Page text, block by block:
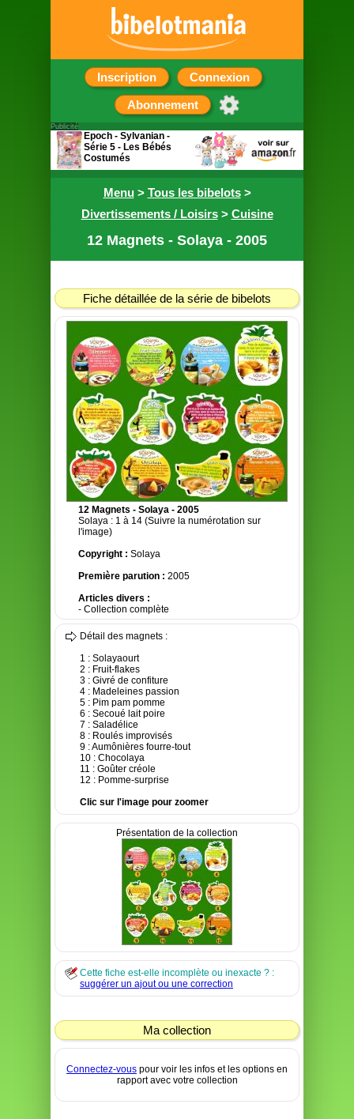
Inscription Connexion
Abonnement
Menu> Tous les bibelots>
Divertissements / Loisirs> Cuisine
12 Magnets - Solaya - 2005
Fiche détaillée de la série de bibelots
12 Magnets - Solaya - 2005
Solaya : 1 à 14 (Suivre la numérotation sur
l'image)
Copyright : Solaya
Première parution : 2005
Articles divers :
- Collection complète
Détail des magnets :
1 : Solayaourt
2 : Fruit-flakes
3 : Givré de confiture
4 : Madeleines passion
5 : Pim pam pomme
6 : Secoué lait poire
7 : Saladélice
8 : Roulés improvisés
9 : Aumônières fourre-tout
10 : Chocolaya
11 : Goûter créole
12 : Pomme-surprise
Clic sur l'image pour zoomer
Présentation de la collection
Cette fiche est-elle incomplète ou inexacte ? :
suggérer un ajout ou une correction
Ma collection
Connectez-vous pour voir les infos et les options en
rapport avec votre collection
Publicité
Epoch - Sylvanian -
Série 5 - Les Bébés
Costumés
contenant une figurine